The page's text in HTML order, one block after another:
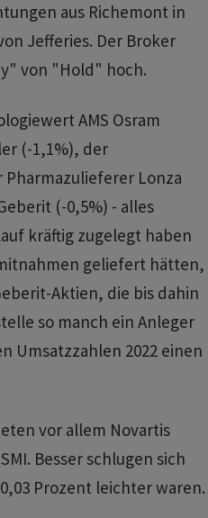
aus Richemont in
Jefferies. Der Broker
von "Hold" hoch.
AMS Osram
(-1,1%), der
Lonza
(-0,5%) - alles
kräftig zugelegt haben
geliefert hätten,
Aktien, die bis dahin
so manch ein Anleger
Umsatzzahlen 2022 einen
vor allem Novartis
Besser schlugen sich
Prozent leichter waren.